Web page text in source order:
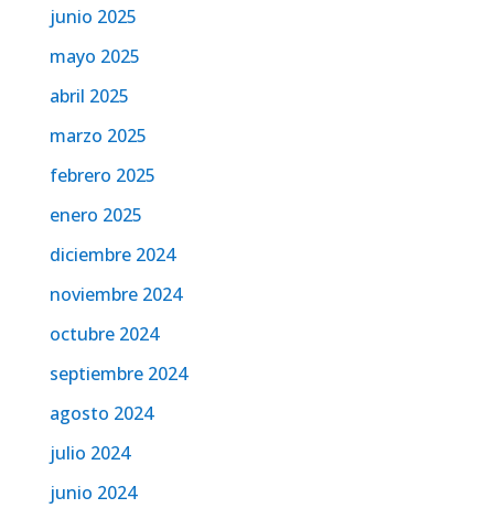
junio 2025
mayo 2025
abril 2025
marzo 2025
febrero 2025
enero 2025
diciembre 2024
noviembre 2024
octubre 2024
septiembre 2024
agosto 2024
julio 2024
junio 2024